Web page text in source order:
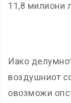
11,8 милиони
Иако
воздушниот
овозможи